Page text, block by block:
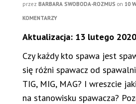
przez BARBARA SWOBODA-ROZMUS on 10
KOMENTARZY
Aktualizacja: 13 lutego
Czy każdy kto spawa jest
się różni spawacz od
TIG, MIG, MAG? I wreszcie
na stanowisku spawacza?